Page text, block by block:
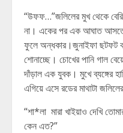
“উফফ…”জলিলের মুখ থেকে
না। একের পর এক আঘাত
ফুলে অন্ধকার।জুনাইফা ছটফট
শোনাচ্ছে। চোখের পানি গাল
দাঁড়াল এক যুবক। মুখে ব্যঙ্গের
এগিয়ে এসে রডের মাথাটা
“শা*লা মারা খাইয়াও দেখি
কেন এত?”